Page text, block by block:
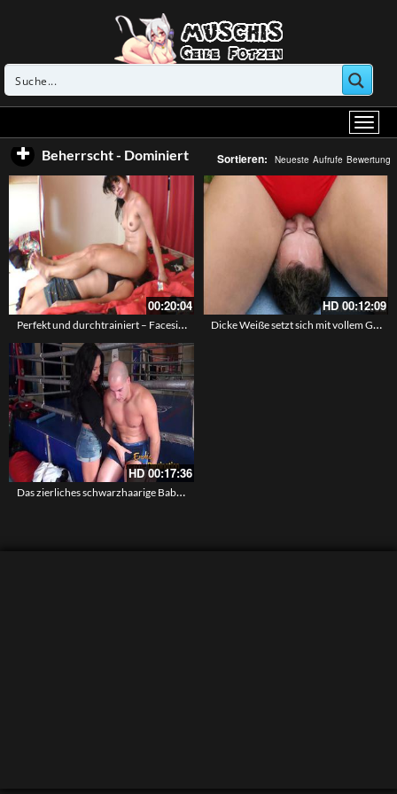
Beherrscht - Dominiert Sortieren: Neueste Aufrufe Bewertung
00:20:04
Perfekt und durchtrainiert – Facesitting mit geiler Brünetten
HD00:12:09
Dicke Weiße setzt sich mit vollem Gewicht auf sein Gesicht
HD00:17:36
Das zierliches schwarzhaarige Babe reibt ihre Pussy gegen die Beine des devoten Boxers